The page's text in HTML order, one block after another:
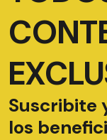
Suscribite
los